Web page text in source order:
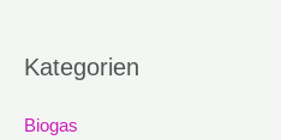
Kategorien
Biogas